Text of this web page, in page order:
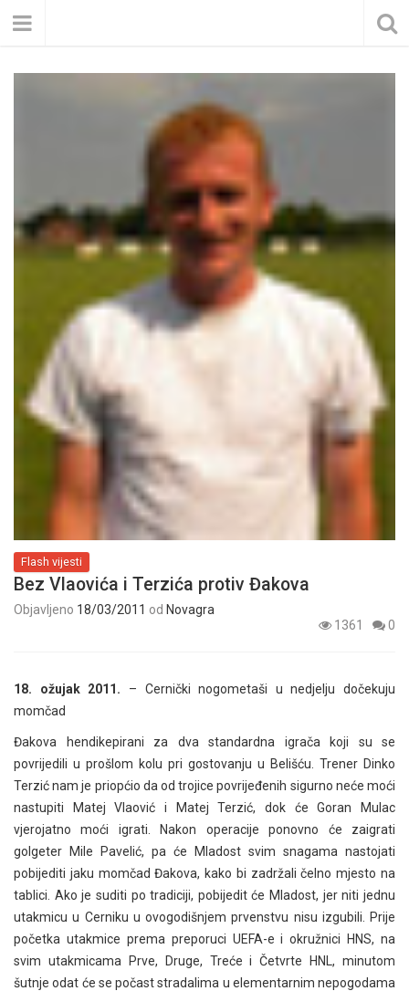
Flash vijesti
Bez Vlaovića i Terzića protiv Đakova
Objavljeno 18/03/2011 od Novagra
1361
0
18. ožujak 2011. – Cernički nogometaši u nedjelju dočekuju
momčad
Đakova hendikepirani za dva standardna igrača koji su se
povrijedili u prošlom kolu pri gostovanju u Belišću. Trener Dinko
Terzić nam je priopćio da od trojice povrijeđenih sigurno neće moći
nastupiti Matej Vlaović i Matej Terzić, dok će Goran Mulac
vjerojatno moći igrati. Nakon operacije ponovno će zaigrati
golgeter Mile Pavelić, pa će Mladost svim snagama nastojati
pobijediti jaku momčad Đakova, kako bi zadržali čelno mjesto na
tablici. Ako je suditi po tradiciji, pobijedit će Mladost, jer niti jednu
utakmicu u Cerniku u ovogodišnjem prvenstvu nisu izgubili. Prije
početka utakmice prema preporuci UEFA-e i okružnici HNS, na
svim utakmicama Prve, Druge, Treće i Četvrte HNL, minutom
šutnje odat će se počast stradalima u elementarnim nepogodama